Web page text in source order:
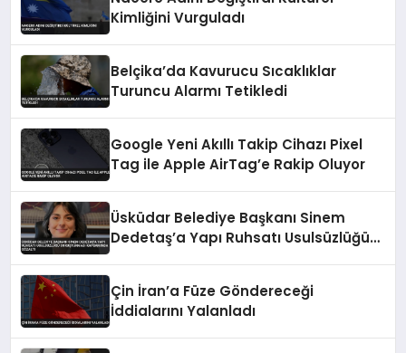
Kimliğini Vurguladı
Belçika’da Kavurucu Sıcaklıklar
Turuncu Alarmı Tetikledi
Google Yeni Akıllı Takip Cihazı Pixel
Tag ile Apple AirTag’e Rakip Oluyor
Üsküdar Belediye Başkanı Sinem
Dedetaş’a Yapı Ruhsatı Usulsüzlüğü
Çin İran’a Füze Göndereceği
İddialarını Yalanladı